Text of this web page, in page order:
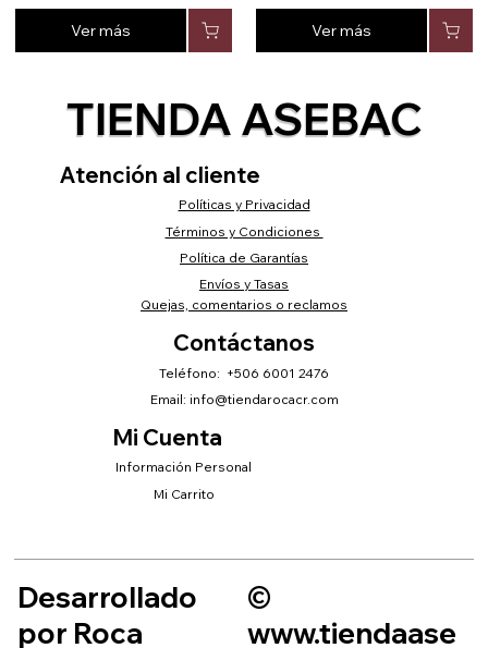
Ver más Ver más
TIENDA ASEBAC
Atención al cliente
Políticas y Privacidad
Términos y Condiciones
Envíos y Tasas
Política de Garantías
Quejas, comentarios o reclamos
Mi Cuenta
Información Personal
Mi Carrito
Contáctanos
Teléfono: +506 6001 2476
Email: info@tiendarocacr.com
Desarrollado
por Roca
©
www.tiendaase